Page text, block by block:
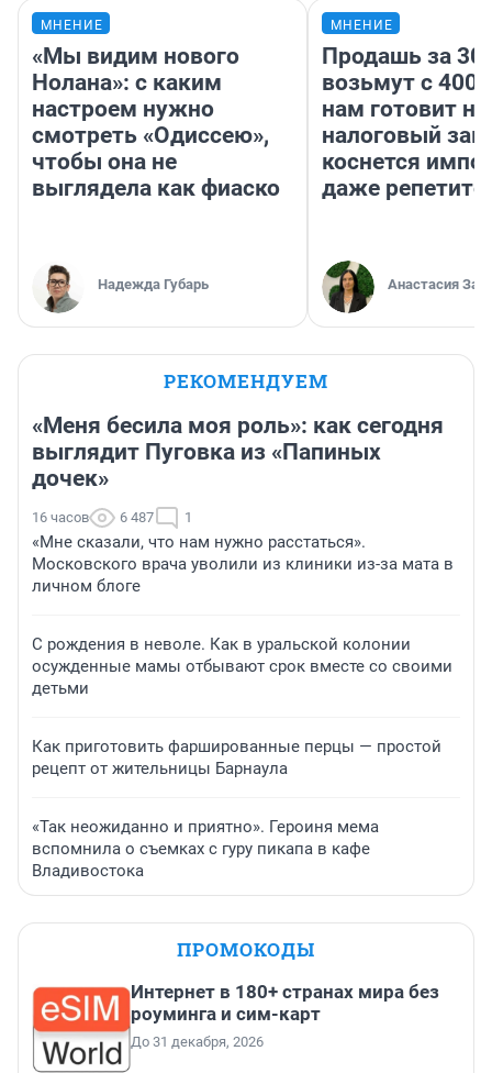
МНЕНИЕ
«Мы видим нового
Нолана»: с каким
настроем нужно
смотреть «Одиссею»,
чтобы она не
выглядела как фиаско
Надежда Губарь
МНЕНИЕ
Продашь за
возьмут с
нам готовит
налоговый
коснется
даже
Анастасия
РЕКОМЕНДУЕМ
«Меня бесила моя роль»: как сегодня
выглядит Пуговка из «Папиных
дочек»
16 часов 6 487 1
«Мне сказали, что нам нужно расстаться».
Московского врача уволили из клиники из-за мата в
личном блоге
С рождения в неволе. Как в уральской колонии
осужденные мамы отбывают срок вместе со своими
детьми
Как приготовить фаршированные перцы — простой
рецепт от жительницы Барнаула
«Так неожиданно и приятно». Героиня мема
вспомнила о съемках с гуру пикапа в кафе
Владивостока
ПРОМОКОДЫ
Интернет в 180+ странах мира без
роуминга и сим-карт
До 31 декабря, 2026